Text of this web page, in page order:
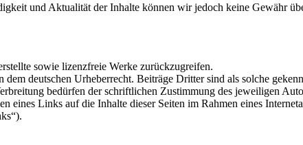
und Aktualität der Inhalte können wir jedoch keine Gewähr
sowie lizenzfreie Werke zurückzugreifen.
deutschen Urheberrecht. Beiträge Dritter sind als solche
bedürfen der schriftlichen Zustimmung des jeweiligen
eines Links auf die Inhalte dieser Seiten im Rahmen eines